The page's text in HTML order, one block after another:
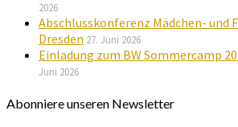
2026
Abschlusskonferenz Mädchen- und
Dresden 27. Juni 2026
Einladung zum BW Sommercamp
Juni 2026
Abonniere unseren Newsletter